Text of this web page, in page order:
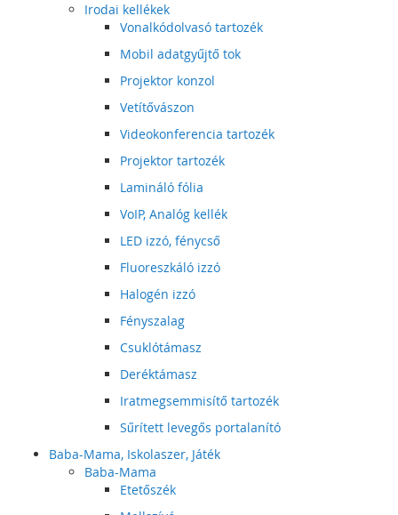
Irodai kellékek
Vonalkódolvasó tartozék
Mobil adatgyűjtő tok
Projektor konzol
Vetítővászon
Videokonferencia tartozék
Projektor tartozék
Lamináló fólia
VoIP, Analóg kellék
LED izzó, fénycső
Fluoreszkáló izzó
Halogén izzó
Fényszalag
Csuklótámasz
Deréktámasz
Iratmegsemmisítő tartozék
Sűrített levegős portalanító
Baba-Mama, Iskolaszer, Játék
Baba-Mama
Etetőszék